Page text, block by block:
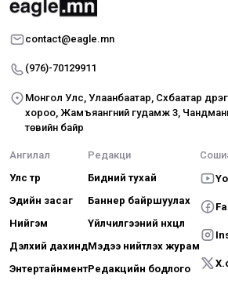
contact@eagle.mn
(976)-70129911
Монгол Улс, Улаанбаатар, Сүхбаатар
хороо, Жамъяангүний гудамж 3,
төвийн байр
Ангилал
Улс төр
Эдийн засаг
Нийгэм
Дэлхий дахинд
Энтертайнмент
Редакци
Бидний тухай
Баннер байршуулах
Үйлчилгээний нөхцөл
Мэдээ нийтлэх журам
Редакцийн бодлого